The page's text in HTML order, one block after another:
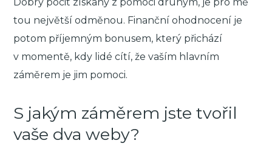
tou největší odměnou. Finanční ohodnocení je
potom příjemným bonusem, který přichází
v momentě, kdy lidé cítí, že vaším hlavním
záměrem je jim pomoci.
S jakým záměrem jste tvořil
vaše dva weby?